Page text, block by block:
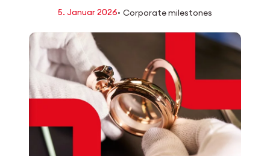
Mitarbeiter-Login
5. Januar 2026· Corporate milestones